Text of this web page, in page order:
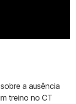
a ausência
treino no CT